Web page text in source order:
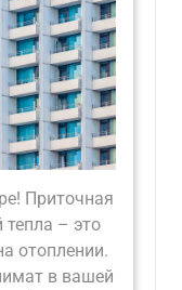
Приточная
тепла – это
отоплении.
в вашей